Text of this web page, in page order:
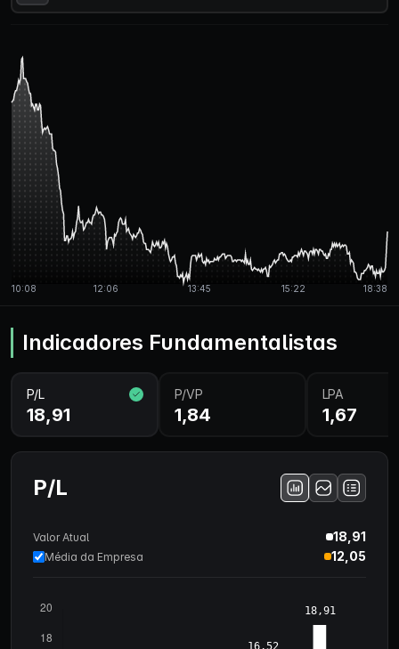
Indicadores Fundamentalistas
P/L
18,91
P/VP
1,84
LPA
1,67
P/L
Valor Atual 18,91
Média da Empresa 12,05